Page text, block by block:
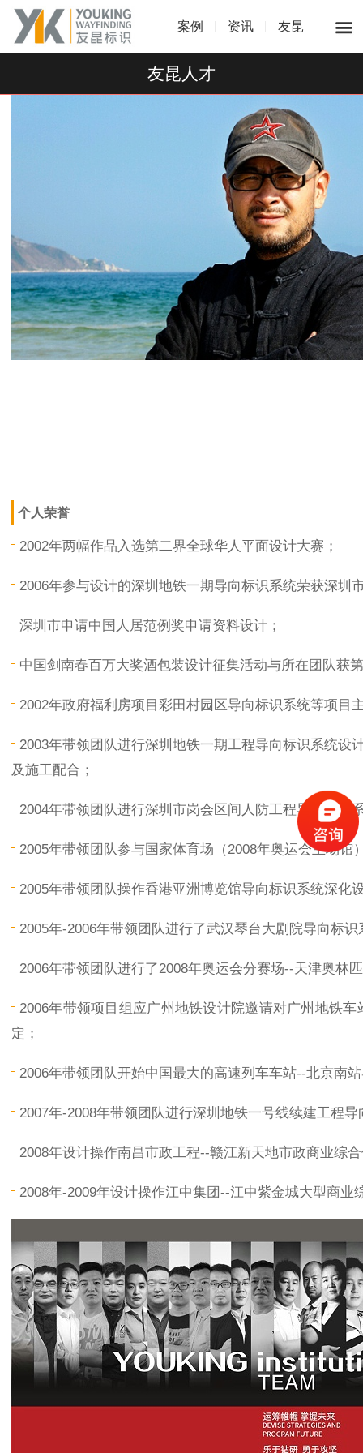
案例 资讯 友昆
友昆人才
个人荣誉
2002年两幅作品入选第二界全球华人平面设计大赛；
2006年参与设计的深圳地铁一期导向标识系统荣获深圳
深圳市申请中国人居范例奖申请资料设计；
中国剑南春百万大奖酒包装设计征集活动与所在团队获
2002年政府福利房项目彩田村园区导向标识系统等项目
2003年带领团队进行深圳地铁一期工程导向标识系统
及施工配合；
2004年带领团队进行深圳市岗会区间人防工程导向标
2005年带领团队参与国家体育场（2008年奥运会主场馆
2005年带领团队操作香港亚洲博览馆导向标识系统深化
2005年-2006年带领团队进行了武汉琴台大剧院导向标识
2006年带领团队进行了2008年奥运会分赛场--天津奥林
2006年带领项目组应广州地铁设计院邀请对广州地铁
定；
2006年带领团队开始中国最大的高速列车车站--北京南
2007年-2008年带领团队进行深圳地铁一号线续建工程
2008年设计操作南昌市政工程--赣江新天地市政商业综
2008年-2009年设计操作江中集团--江中紫金城大型商业